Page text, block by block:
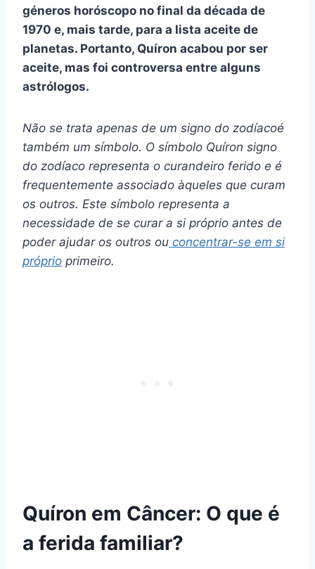
géneros horóscopo no final da década de
1970 e, mais tarde, para a lista aceite de
planetas. Portanto, Quíron acabou por ser
aceite, mas foi controversa entre alguns
astrólogos.
Não se trata apenas de um signo do zodíacoé
também um símbolo. O símbolo Quíron signo
do zodíaco representa o curandeiro ferido e é
frequentemente associado àqueles que curam
os outros. Este símbolo representa a
necessidade de se curar a si próprio antes de
poder ajudar os outros ou concentrar-se em si
próprio primeiro.
Quíron em Câncer: O que é
a ferida familiar?